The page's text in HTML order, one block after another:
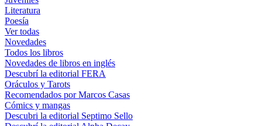
Literatura
Poesía
Ver todas
Novedades
Todos los libros
Novedades de libros en inglés
Descubrí la editorial FERA
Oráculos y Tarots
Recomendados por Marcos Casas
Cómics y mangas
Descubri la editorial Septimo Sello